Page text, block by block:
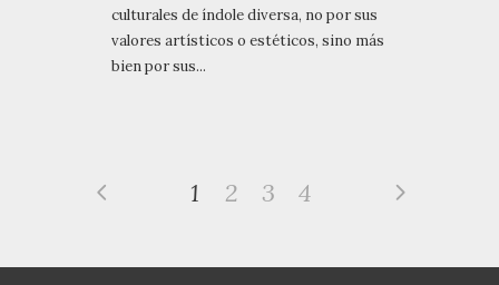
culturales de índole diversa, no por sus
valores artísticos o estéticos, sino más
bien por sus...
1 2 3 4